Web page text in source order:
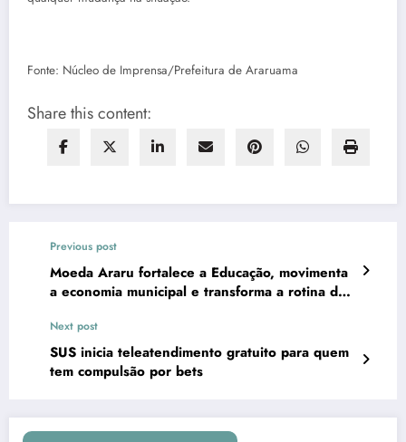
Fonte: Núcleo de Imprensa/Prefeitura de Araruama
Share this content:
Previous post
Moeda Araru fortalece a Educação, movimenta
a economia municipal e transforma a rotina das
Next post
SUS inicia teleatendimento gratuito para quem
tem compulsão por bets